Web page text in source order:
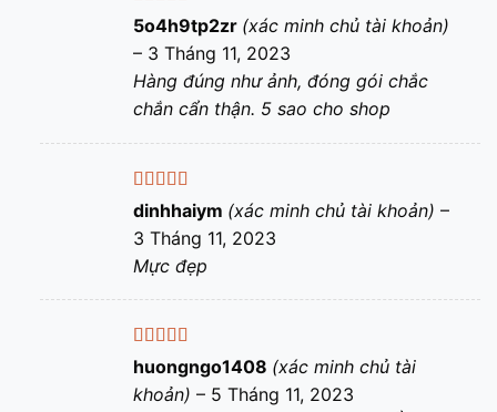
Được xếp
hạng55 sao
5o4h9tp2zr (xác minh chủ tài khoản)
– 3 Tháng 11, 2023
Hàng đúng như ảnh, đóng gói chắc
chắn cẩn thận. 5 sao cho shop
Được xếp
hạng55 sao
dinhhaiym (xác minh chủ tài khoản) –
3 Tháng 11, 2023
Mực đẹp
Được xếp
hạng55 sao
huongngo1408 (xác minh chủ tài
khoản) – 5 Tháng 11, 2023